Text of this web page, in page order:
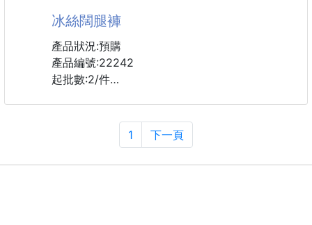
面料+特点：
✅美国原厂原版数据开版，比例协调、宽松、保暖、
时尚，真正原
冰絲闊腿褲
產品狀況:預購
產品編號:22242
起批數:2/件
布料:聚脂纖維(滌綸)
1 下一頁